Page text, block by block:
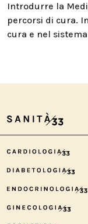
Introdurre la
percorsi di cura.
cura e nel